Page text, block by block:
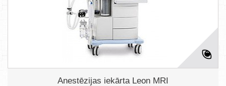
Anestēzijas iekārta Leon MRI